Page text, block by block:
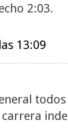
2:03.
13:09